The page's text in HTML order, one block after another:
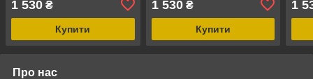
екошкіри в Україні
1 530 ₴
Купити
екошкіри в Україні
1 530₴
Купити
1
Про нас